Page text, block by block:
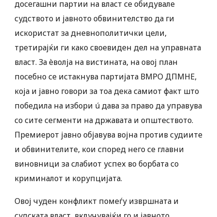
досегашни партии на власт се обидувале
судството и јавното обвинителство да ги
искористат за дневнополитички цели,
третирајќи ги како своевиден дел на управната
власт. За èволја на вистината, на овој план
посебно се истакнува партијата ВМРО ДПМНЕ,
која и јавно говори за тоа дека самиот факт што
победила на избори ú дава за право да управува
со сите сегменти на државата и општеството.
Премиерот јавно објавува војна против судиите
и обвинителите, кои според него се главни
виновници за слабиот успех во борбата со
криминалот и корупцијата.
Овој чуден конфликт помеѓу извршната и